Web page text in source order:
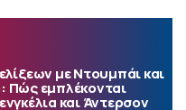
με Ντουμπάι και
Πώς εμπλέκονται
και Άντερσον